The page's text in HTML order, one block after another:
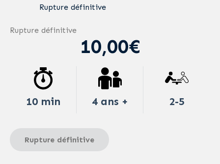
Rupture définitive
Rupture définitive
10,00€
10 min 4 ans + 2-5
Rupture définitive